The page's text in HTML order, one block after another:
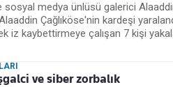
medya ünlüsü galerici Alaaddin
Alaaddin Çağlıköse'nin kardeşi
iz kaybettirmeye çalışan 7 kişi
ve siber zorbalık